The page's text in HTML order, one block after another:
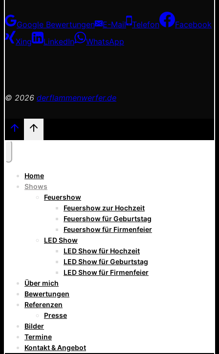
Google Bewertungen E-Mail Telefon
Facebook
Xing
LinkedIn WhatsApp
© 2026 derflammenwerfer.de
Home
Shows
Feuershow
Feuershow zur Hochzeit
Feuershow für Geburtstag
Feuershow für Firmenfeier
LED Show
LED Show für Hochzeit
LED Show für Geburtstag
LED Show für Firmenfeier
Über mich
Bewertungen
Referenzen
Presse
Bilder
Termine
Kontakt & Angebot